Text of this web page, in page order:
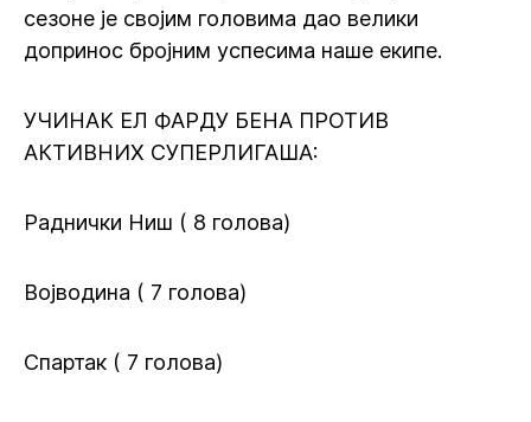
сезоне је својим головима дао велики
допринос бројним успесима наше екипе.
УЧИНАК ЕЛ ФАРДУ БЕНА ПРОТИВ
АКТИВНИХ СУПЕРЛИГАША:
Раднички Ниш ( 8 голова)
Војводина ( 7 голова)
Спартак ( 7 голова)